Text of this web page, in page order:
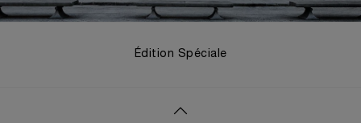
Édition Spéciale